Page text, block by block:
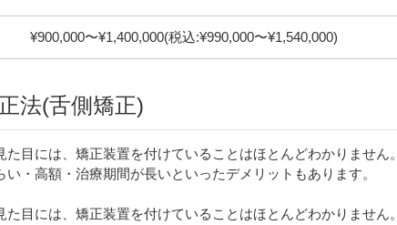
¥900,000〜¥1,400,000(税込:¥990,000〜¥1,540,000)
法(舌側矯正)
目には、矯正装置を付けていることはほとんどわかりません。
・高額・治療期間が長いといったデメリットもあります。
目には、矯正装置を付けていることはほとんどわかりません。